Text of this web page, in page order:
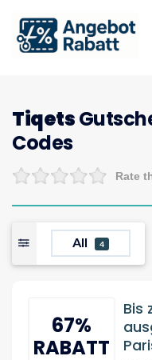
Tiqets
Codes
Rate
All 4
67%
RABATT
Bis